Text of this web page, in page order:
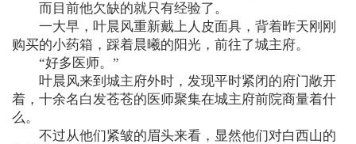
而目前他欠缺的就只有经验了。
一大早，叶晨风重新戴上人皮面具，背着昨天刚刚
购买的小药箱，踩着晨曦的阳光，前往了城主府。
“好多医师。”
叶晨风来到城主府外时，发现平时紧闭的府门敞开
着，十余名白发苍苍的医师聚集在城主府前院商量着什
么。
不过从他们紧皱的眉头来看，显然他们对白西山的